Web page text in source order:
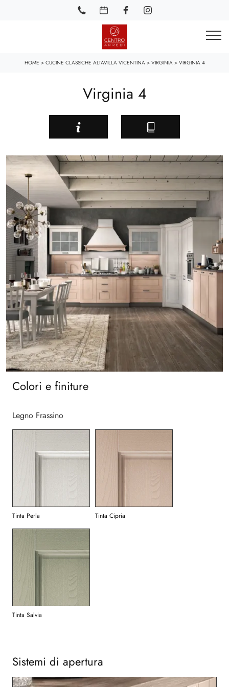
HOME > CUCINE CLASSICHE ALTAVILLA VICENTINA> VIRGINIA > VIRGINIA 4
Virginia 4
Colori e finiture
Legno Frassino
Tinta Perla Tinta Cipria
Tinta Salvia
Sistemi di apertura